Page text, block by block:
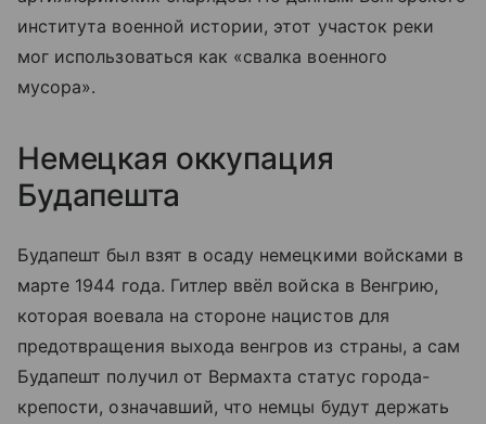
института военной истории, этот участок реки
мог использоваться как «свалка военного
мусора».
Немецкая оккупация
Будапешта
Будапешт был взят в осаду немецкими войсками в
марте 1944 года. Гитлер ввёл войска в Венгрию,
которая воевала на стороне нацистов для
предотвращения выхода венгров из страны, а сам
Будапешт получил от Вермахта статус города-
крепости, означавший, что немцы будут держать